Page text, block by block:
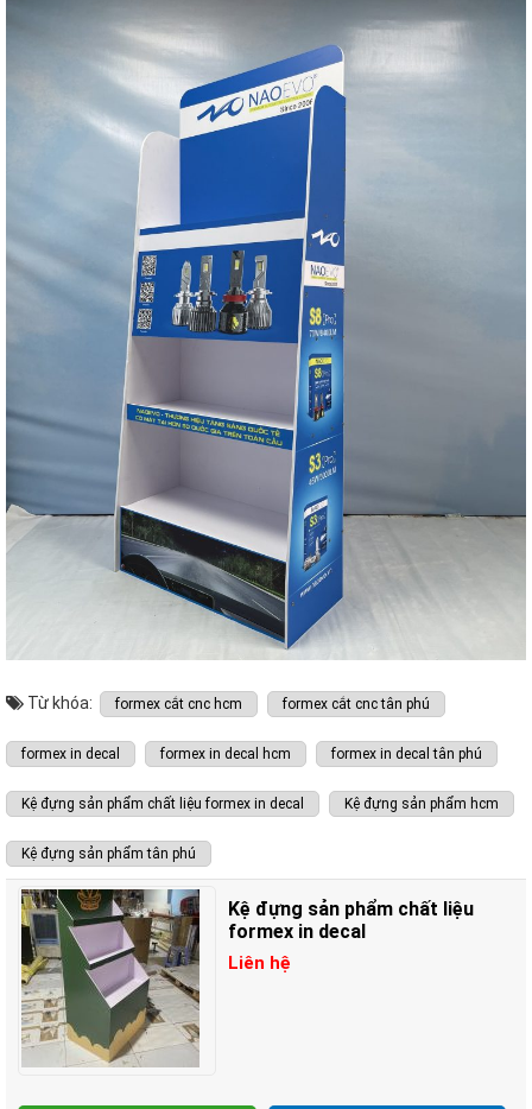
Từ khóa: formex cắt cnc hcm formex cắt cnc tân phú
formex in decal formex in decal hcm formex in decal tân phú
Kệ đựng sản phẩm chất liệu formex in decal Kệ đựng sản phẩm hcm
Kệ đựng sản phẩm tân phú
Kệ đựng sản phẩm chất liệu
formex in decal
Liên hệ